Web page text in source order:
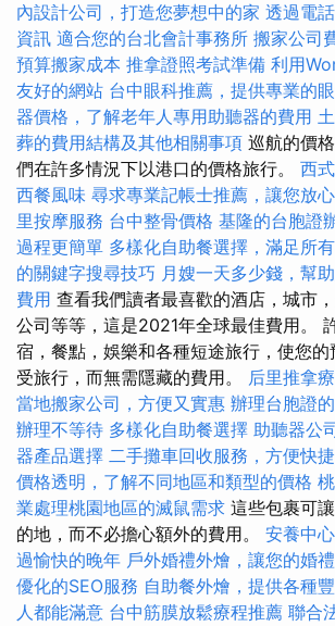
內設計公司，打造您夢想中的家 透過電
資訊 適合您的台北會計事務所 搬家公司
預算搬家成本 推拿證照考試準備 利用
友好的網站 台中眼科推薦，提供專業的
器價格，了解老年人專用助聽器的費用
葬的費用結構及其他相關事項 巡航的價
們在許多情況下以港口的價格旅行。 西
西餐風味 尋求專業記帳士推薦，讓您放
里按摩服務 台中整骨價格 基隆的台胞證
過程更簡單 多樣化自助餐選擇，滿足所
的關鍵字搜尋技巧 月嫂一天多少錢，幫
費用 查看我們讀者最喜歡的酒店，城市
公司等等，這是2021年全球最佳費用。
宿，餐點，娛樂和各種短途旅行，使您
受旅行，而無需隱藏的費用。 后里推拿
當地搬家公司，方便又實惠 辦理台胞證
辦理不等待 多樣化自助餐選擇 助聽器公
器產品選擇 二手攤車回收服務，方便快
價格透明，了解不同地區和類型的價格
業處理桃園地區的滅鼠需求 這些包裹可
的地，而不必擔心額外的費用。 安養中
過愉快的晚年 戶外婚禮外燴，讓您的婚
優化的SEO服務 自助餐外燴，提供各種
人都能滿意 台中筋膜放鬆療程推薦 聯合